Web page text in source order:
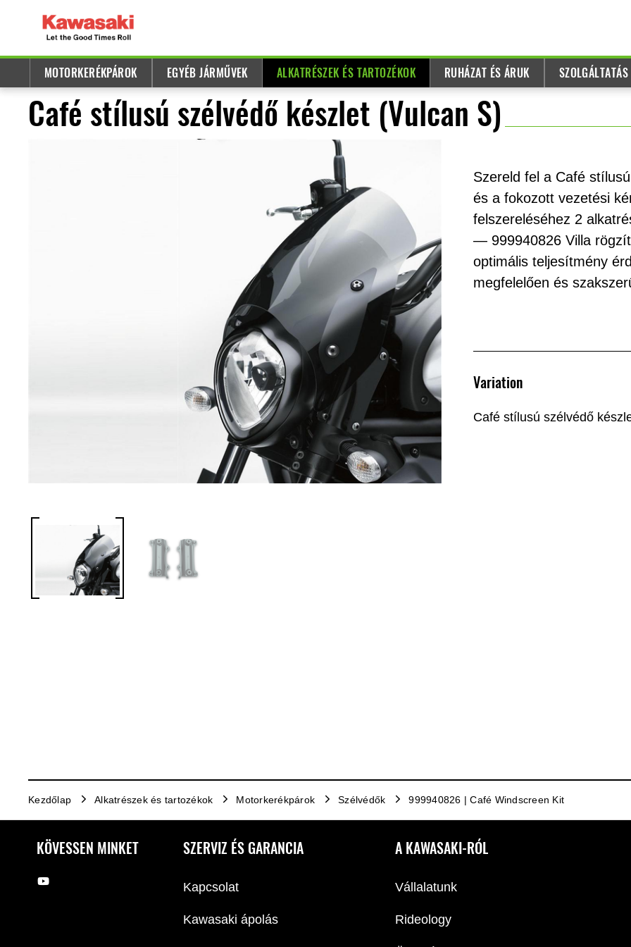
MOTORKERÉKPÁROK EGYÉB JÁRMŰVEK ALKATRÉSZEK ÉS TARTOZÉKOK RUHÁZAT ÉS ÁRUK SZOLGÁLTATÁS
Café stílusú szélvédő készlet (Vulcan S)
Szereld fel a Café
és a fokozott vezetési
felszereléséhez 2
— 999940826 Villa
optimális teljesítmény
megfelelően és
Variation
Café stílusú szélvédő
Kezdőlap Alkatrészek és tartozékok Motorkerékpárok Szélvédők 999940826 | Café Windscreen Kit
KÖVESSEN MINKET SZERVIZ ÉS GARANCIA
Kapcsolat
Kawasaki ápolás
A KAWASAKI-RÓL
Vállalatunk
Rideology